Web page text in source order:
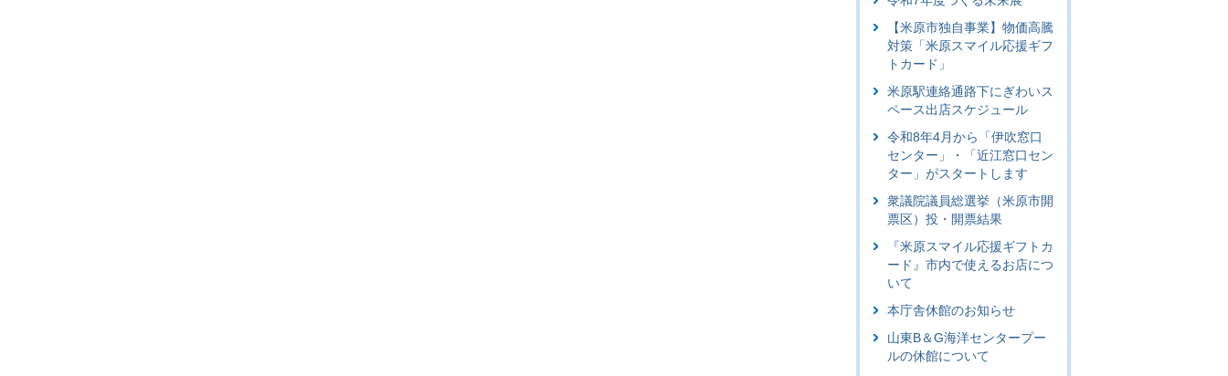
【米原市独自事業】物価高騰
対策「米原スマイル応援ギフ
トカード」
米原駅連絡通路下にぎわいス
ペース出店スケジュール
令和8年4月から「伊吹窓口
センター」・「近江窓口セン
ター」がスタートします
衆議院議員総選挙（米原市開
票区）投・開票結果
『米原スマイル応援ギフトカ
ード』市内で使えるお店につ
いて
本庁舎休館のお知らせ
山東B＆G海洋センタープー
ルの休館について